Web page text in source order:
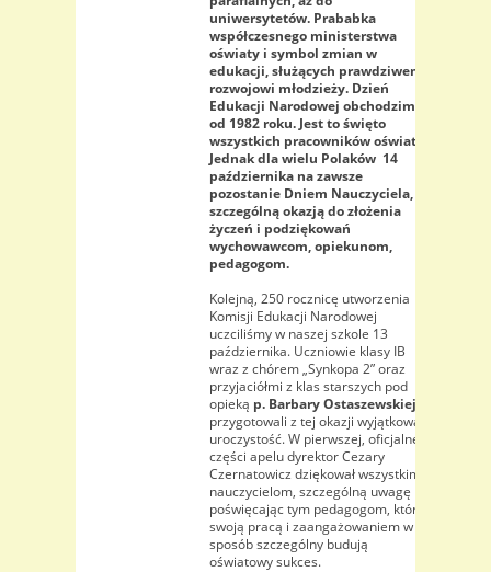
uniwersytetów. Prababka
współczesnego ministerstwa
oświaty i symbol zmian w
edukacji, służących prawdziwemu
rozwojowi młodzieży. Dzień
Edukacji Narodowej obchodzimy
od 1982 roku. Jest to święto
wszystkich pracowników oświaty.
Jednak dla wielu Polaków 14
października na zawsze
pozostanie Dniem Nauczyciela,
szczególną okazją do złożenia
życzeń i podziękowań
wychowawcom, opiekunom,
pedagogom.
Kolejną, 250 rocznicę utworzenia
Komisji Edukacji Narodowej
uczciliśmy w naszej szkole 13
października. Uczniowie klasy IB
wraz z chórem „Synkopa 2” oraz
przyjaciółmi z klas starszych pod
opieką p. Barbary Ostaszewskiej
przygotowali z tej okazji wyjątkową
uroczystość. W pierwszej, oficjalnej
części apelu dyrektor Cezary
Czernatowicz dziękował wszystkim
nauczycielom, szczególną uwagę
poświęcając tym pedagogom, którzy
swoją pracą i zaangażowaniem w
sposób szczególny budują
oświatowy sukces.